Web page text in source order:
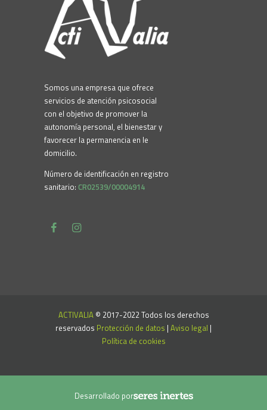
Somos una empresa que ofrece
servicios de atención psicosocial
con el objetivo de promover la
autonomía personal, el bienestar y
favorecer la permanencia en le
domicilio.
Número de identificación en registro
sanitario: CR02539/00004914
ACTIVALIA© 2017-2022 Todos los derechos
reservados Protección de datos | Aviso legal |
Política de cookies
Desarrollado por